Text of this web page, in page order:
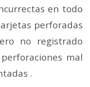
en todo
perforadas
no registrado
mal
.